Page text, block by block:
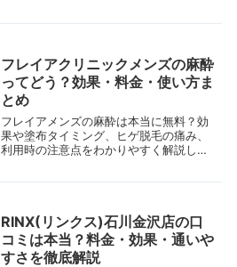
解剖。知恵袋やブログ、なんjの本音から
フレイアクリニックメンズの麻酔
ってどう？効果・料金・使い方ま
とめ
フレイアメンズの麻酔は本当に無料？効
果や塗布タイミング、ヒゲ脱毛の痛み、
利用時の注意点をわかりやすく解説しま
RINX(リンクス)石川金沢店の口
コミは本当？料金・効果・通いや
すさを徹底解説